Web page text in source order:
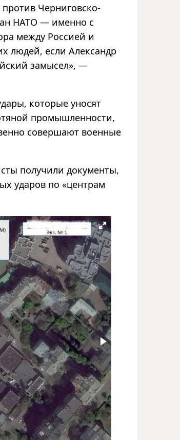
Черниговско-
НАТО — именно с
между Россией и
людей, если Александр
замысел», —
которые уносят
промышленности,
совершают военные
получили документы,
ударов по «центрам